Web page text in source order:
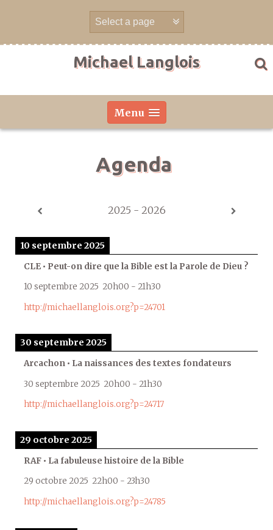
Michael Langlois
Menu
Agenda
2025 - 2026
10 septembre 2025
CLE • Peut-on dire que la Bible est la Parole de Dieu ?
10 septembre 2025 20h00 - 21h30
http://michaellanglois.org?p=24701
30 septembre 2025
Arcachon • La naissances des textes fondateurs
30 septembre 2025 20h00 - 21h30
http://michaellanglois.org?p=24717
29 octobre 2025
RAF • La fabuleuse histoire de la Bible
29 octobre 2025 22h00 - 23h30
http://michaellanglois.org?p=24785